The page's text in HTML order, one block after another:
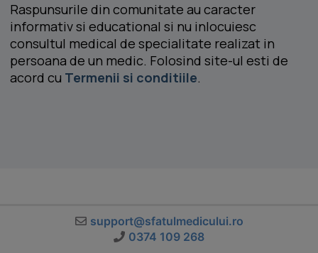
Raspunsurile din comunitate au caracter
informativ si educational si nu inlocuiesc
consultul medical de specialitate realizat in
persoana de un medic. Folosind site-ul esti de
acord cu Termenii si conditiile.
support@sfatulmedicului.ro
0374 109 268